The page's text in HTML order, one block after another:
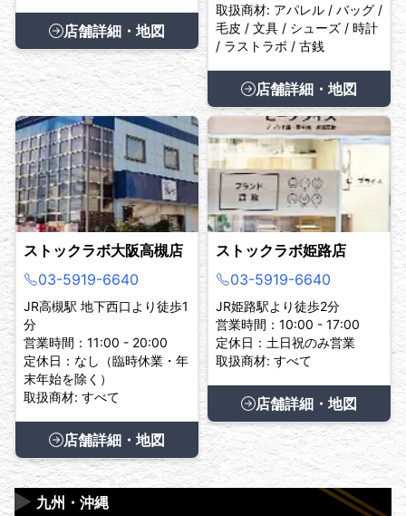
店舗詳細・地図
取扱商材: アパレル / バッグ /
毛皮 / 文具 / シューズ / 時計
/ ラストラボ / 古銭
店舗詳細・地図
ストックラボ大阪高槻店
03-5919-6640
JR高槻駅 地下西口より徒歩1
分
営業時間：11:00 - 20:00
定休日：なし（臨時休業・年
末年始を除く）
取扱商材: すべて
店舗詳細・地図
ストックラボ姫路店
03-5919-6640
JR姫路駅より徒歩2分
営業時間：10:00 - 17:00
定休日：土日祝のみ営業
取扱商材: すべて
店舗詳細・地図
九州・沖縄
▶